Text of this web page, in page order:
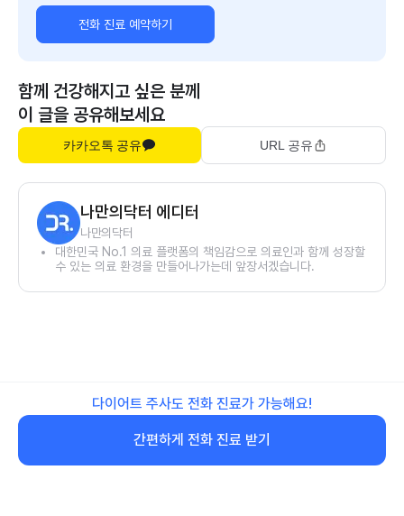
전화 진료 예약하기
함께 건강해지고 싶은 분께
이 글을 공유해보세요
카카오톡 공유 URL 공유
나만의닥터 에디터
나만의닥터
대한민국 No.1 의료 플랫폼의 책임감으로 의료인과 함께 성장할
수 있는 의료 환경을 만들어나가는데 앞장서겠습니다.
다이어트 주사도 전화 진료가 가능해요!
간편하게 전화 진료 받기